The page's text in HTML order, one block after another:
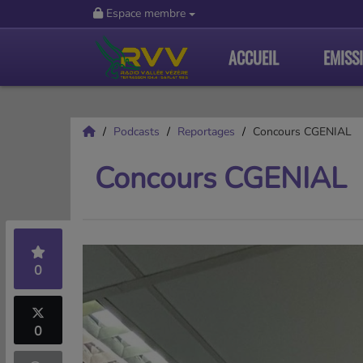
Espace membre
ACCUEIL
Podcasts Reportages Concours CGENIAL
Concours CGENIAL
0
0